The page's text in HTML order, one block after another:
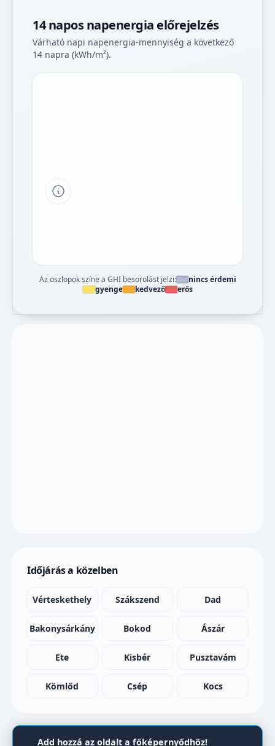
14 napos napenergia előrejelzés
Várható napi napenergia-mennyiség a következő
14 napra (kWh/m²).
Tipp a grafikon jelmagyarázatához
Az oszlopok színe a GHI besorolást jelzi:
nincs érdemi
gyenge
kedvező erős
Időjárás a közelben
Vérteskethely Szákszend Dad
Bakonysárkány Bokod Ászár
Ete Kisbér Pusztavám
Kömlőd Csép Kocs
Add hozzá az oldalt a főképernyődhöz!